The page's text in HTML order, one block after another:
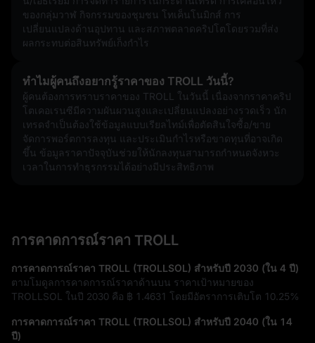
ของกลุ่มวาฬ กิจกรรมของชุมชน โทเค็นโนมิกส์ การ
เปลี่ยนแปลงด้านอุปทาน และสภาพตลาดคริปโตโดยรวมที่ส่ง
ผลกระทบต่อสินทรัพย์เก็งกำไร
ทำไมผู้คนถึงอยากรู้ราคาของ TROLL วันนี้?
ผู้คนต้องการทราบราคาของ TROLL ในวันนี้ เนื่องจากราคาคริป
โตเคอเรนซีมีความผันผวนสูงและเปลี่ยนแปลงอย่างรวดเร็ว นัก
เทรดจำเป็นต้องใช้ข้อมูลแบบเรียลไทม์เพื่อตัดสินใจซื้อ/ขาย
จัดการพอร์ตการลงทุน และประเมินกำไรหรือขาดทุนที่อาจเกิด
ขึ้น ข้อมูลราคาปัจจุบันช่วยให้นักลงทุนสามารถกำหนดจังหวะ
เวลาในการทำธุรกรรมได้อย่างมีประสิทธิภาพ
การคาดการณ์ราคา TROLL
การคาดการณ์ราคา TROLL (TROLLSOL) สำหรับปี 2030 (ใน 4 ปี)
ตามโมดูลการคาดการณ์ราคาด้านบน ราคาเป้าหมายของ
TROLLSOL ในปี 2030 คือ ฿ 1.4631 โดยมีอัตราการเติบโต 10.25%
การคาดการณ์ราคา TROLL (TROLLSOL) สำหรับปี 2040 (ใน 14
ปี)